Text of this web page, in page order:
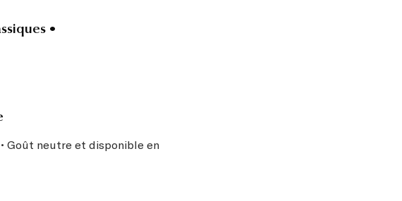
•
Goût neutre et disponible en